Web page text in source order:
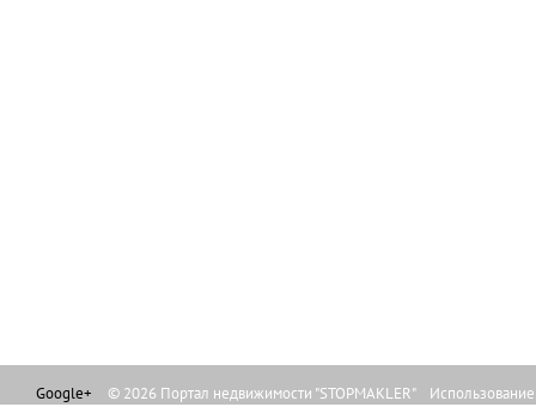
Google+ © 2026 Портал недвижимости "STOPMAKLER"